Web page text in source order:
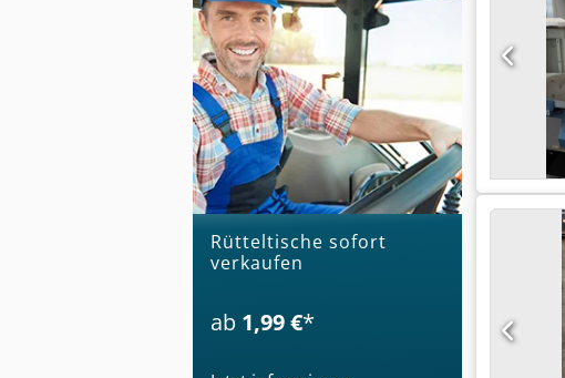
Rütteltische sofort
verkaufen
ab 1,99 €*